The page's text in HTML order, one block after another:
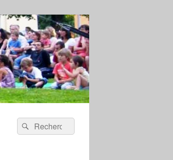
Recherche :
Rechercher